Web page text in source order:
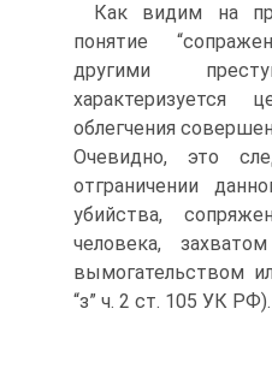
Как видим на
понятие
другими
характеризуется
облегчения
Очевидно, это
отграничении
убийства,
человека,
вымогательством
“з” ч. 2 ст. 105 УК РФ).